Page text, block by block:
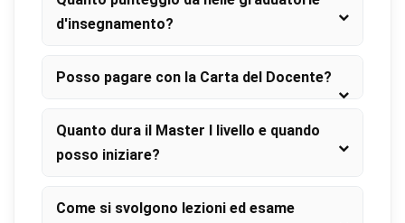
d'insegnamento?
Posso pagare con la Carta del Docente?
Quanto dura il Master I livello e quando
posso iniziare?
Come si svolgono lezioni ed esame